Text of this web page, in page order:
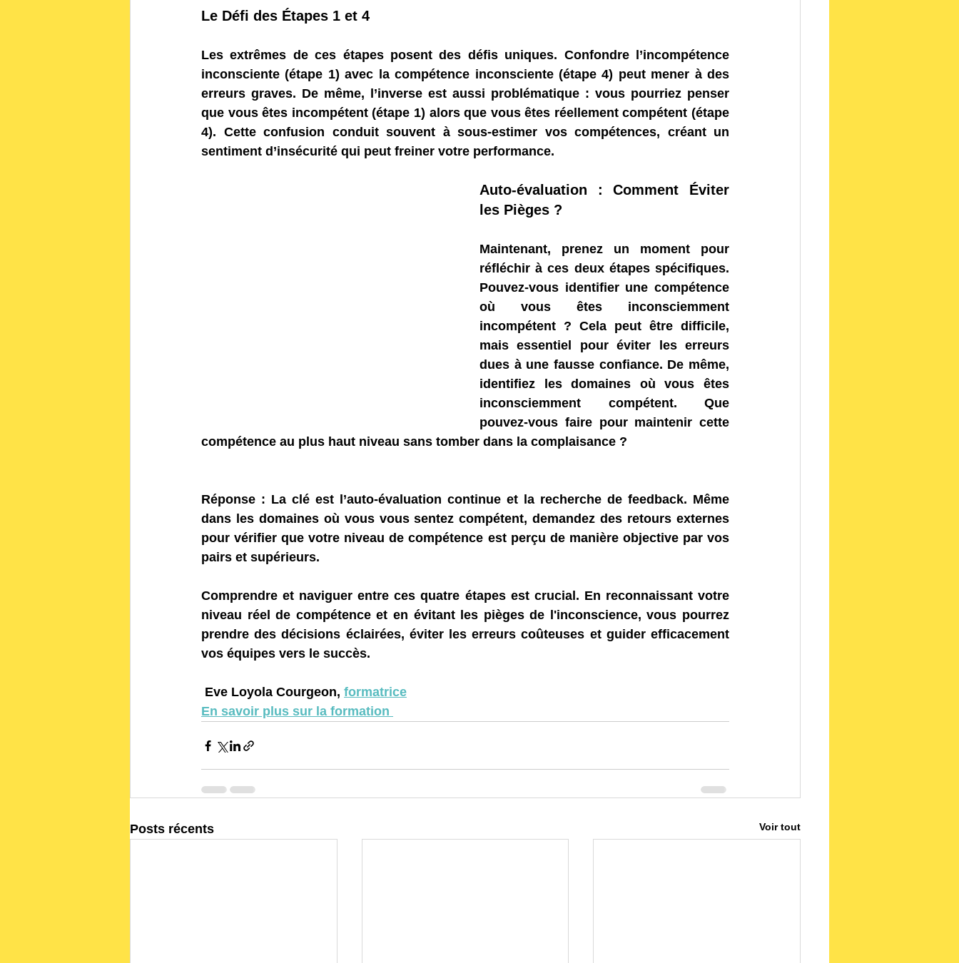
Le Défi des Étapes 1 et 4
Les extrêmes de ces étapes posent des défis uniques. Confondre l’incompétence
inconsciente (étape 1) avec la compétence inconsciente (étape 4) peut mener à des
erreurs graves. De même, l’inverse est aussi problématique : vous pourriez penser
que vous êtes incompétent (étape 1) alors que vous êtes réellement compétent (étape
4). Cette confusion conduit souvent à sous-estimer vos compétences, créant un
sentiment d’insécurité qui peut freiner votre performance.
Auto-évaluation : Comment Éviter
les Pièges ?
Maintenant, prenez un moment pour
réfléchir à ces deux étapes spécifiques.
Pouvez-vous identifier une compétence
où vous êtes inconsciemment
incompétent ? Cela peut être difficile,
mais essentiel pour éviter les erreurs
dues à une fausse confiance. De même,
identifiez les domaines où vous êtes
inconsciemment compétent. Que
pouvez-vous faire pour maintenir cette
compétence au plus haut niveau sans tomber dans la complaisance ?
Réponse : La clé est l’auto-évaluation continue et la recherche de feedback. Même
dans les domaines où vous vous sentez compétent, demandez des retours externes
pour vérifier que votre niveau de compétence est perçu de manière objective par vos
pairs et supérieurs.
Comprendre et naviguer entre ces quatre étapes est crucial. En reconnaissant votre
niveau réel de compétence et en évitant les pièges de l'inconscience, vous pourrez
prendre des décisions éclairées, éviter les erreurs coûteuses et guider efficacement
vos équipes vers le succès.
Eve Loyola Courgeon, formatrice
En savoir plus sur la formation
Posts récents Voir tout